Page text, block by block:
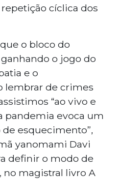
cíclica dos
o bloco do
o jogo do
e o
lembrar de crimes
“ao vivo e
pandemia evoca um
esquecimento”,
yanomami Davi
definir o modo de
no magistral livro A